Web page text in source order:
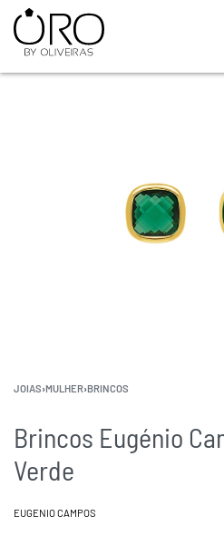
JOIAS›MULHER›BRINCOS
Brincos Eugénio
Verde
EUGENIO CAMPOS